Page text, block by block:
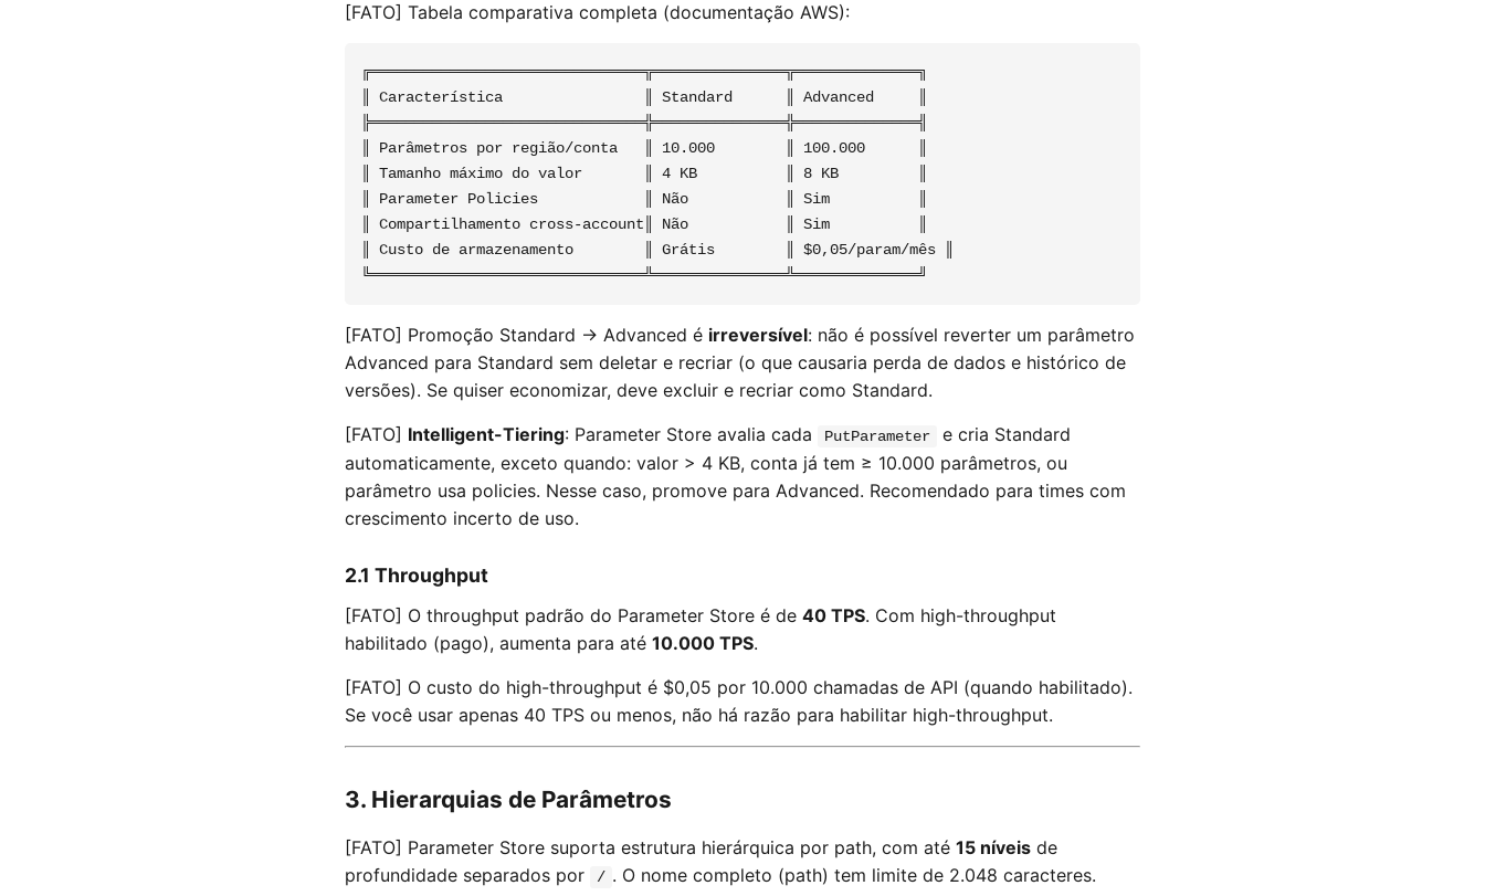
[FATO] Tabela comparativa completa (documentação AWS):
╔═══════════════════════════════╦═══════════════╦══════════════╗
║ Característica                ║ Standard      ║ Advanced     ║
╠═══════════════════════════════╬═══════════════╬══════════════╣
║ Parâmetros por região/conta   ║ 10.000        ║ 100.000      ║
║ Tamanho máximo do valor       ║ 4 KB          ║ 8 KB         ║
║ Parameter Policies            ║ Não           ║ Sim          ║
║ Compartilhamento cross-account║ Não           ║ Sim          ║
║ Custo de armazenamento        ║ Grátis        ║ $0,05/param/mês ║
[FATO] Promoção Standard → Advanced é irreversível: não é possível reverter um parâmetro
Advanced para Standard sem deletar e recriar (o que causaria perda de dados e histórico de
versões). Se quiser economizar, deve excluir e recriar como Standard.
[FATO] Intelligent-Tiering: Parameter Store avalia cada PutParameter
e cria Standard
automaticamente, exceto quando: valor > 4 KB, conta já tem ≥ 10.000 parâmetros, ou
parâmetro usa policies. Nesse caso, promove para Advanced. Recomendado para times com
crescimento incerto de uso.
2.1 Throughput
[FATO] O throughput padrão do Parameter Store é de 40 TPS. Com high-throughput
habilitado (pago), aumenta para até 10.000 TPS.
[FATO] O custo do high-throughput é $0,05 por 10.000 chamadas de API (quando habilitado).
Se você usar apenas 40 TPS ou menos, não há razão para habilitar high-throughput.
3. Hierarquias de Parâmetros
[FATO] Parameter Store suporta estrutura hierárquica por path, com até 15 níveis de
profundidade separados por
/ . O nome completo (path) tem limite de 2.048 caracteres.